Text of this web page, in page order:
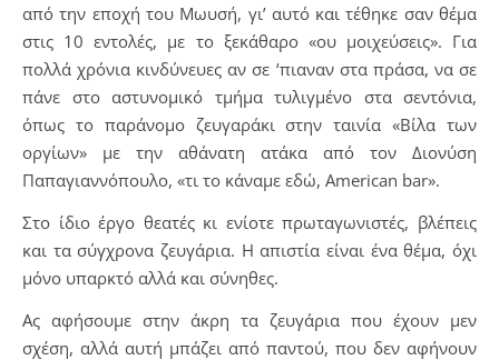
από την εποχή του Μωυσή, γι’ αυτό και τέθηκε σαν θέμα
στις 10 εντολές, με το ξεκάθαρο «ου μοιχεύσεις». Για
πολλά χρόνια κινδύνευες αν σε ‘πιαναν στα πράσα, να σε
πάνε στο αστυνομικό τμήμα τυλιγμένο στα σεντόνια,
όπως το παράνομο ζευγαράκι στην ταινία «Βίλα των
οργίων» με την αθάνατη ατάκα από τον Διονύση
Παπαγιαννόπουλο, «τι το κάναμε εδώ, American bar».
Στο ίδιο έργο θεατές κι ενίοτε πρωταγωνιστές, βλέπεις
και τα σύγχρονα ζευγάρια. Η απιστία είναι ένα θέμα, όχι
μόνο υπαρκτό αλλά και σύνηθες.
Ας αφήσουμε στην άκρη τα ζευγάρια που έχουν μεν
σχέση, αλλά αυτή μπάζει από παντού, που δεν αφήνουν